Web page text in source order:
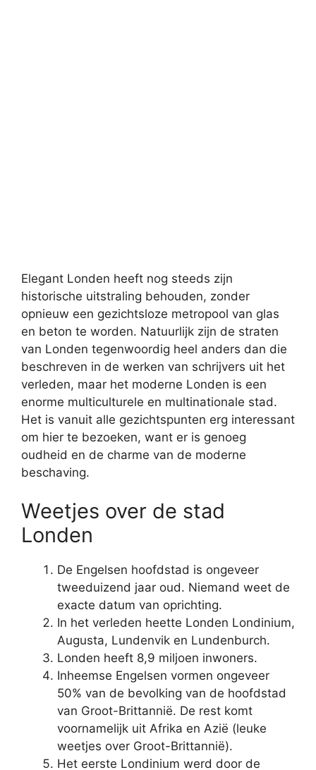
Elegant Londen heeft nog steeds zijn
historische uitstraling behouden, zonder
opnieuw een gezichtsloze metropool van glas
en beton te worden. Natuurlijk zijn de straten
van Londen tegenwoordig heel anders dan die
beschreven in de werken van schrijvers uit het
verleden, maar het moderne Londen is een
enorme multiculturele en multinationale stad.
Het is vanuit alle gezichtspunten erg interessant
om hier te bezoeken, want er is genoeg
oudheid en de charme van de moderne
beschaving.
Weetjes over de stad
Londen
De Engelsen hoofdstad is ongeveer
tweeduizend jaar oud. Niemand weet de
exacte datum van oprichting.
In het verleden heette Londen Londinium,
Augusta, Lundenvik en Lundenburch.
Londen heeft 8,9 miljoen inwoners.
Inheemse Engelsen vormen ongeveer
50% van de bevolking van de hoofdstad
van Groot-Brittannië. De rest komt
voornamelijk uit Afrika en Azië (leuke
weetjes over Groot-Brittannië).
Het eerste Londinium werd door de